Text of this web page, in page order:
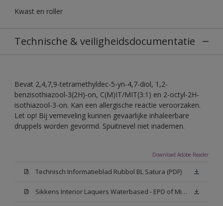
Kwast en roller
Technische & veiligheidsdocumentatie
Bevat 2,4,7,9-tetramethyldec-5-yn-4,7-diol, 1,2-
benzisothiazool-3(2H)-on, C(M)IT/MIT(3:1) en 2-octyl-2H-
isothiazool-3-on. Kan een allergische reactie veroorzaken.
Let op! Bij verneveling kunnen gevaarlijke inhaleerbare
druppels worden gevormd. Spuitnevel niet inademen.
Download Adobe Reader
Technisch Informatieblad Rubbol BL Satura (PDF)
Sikkens Interior Laquers Waterbased - EPD of Milieuproductverklaring